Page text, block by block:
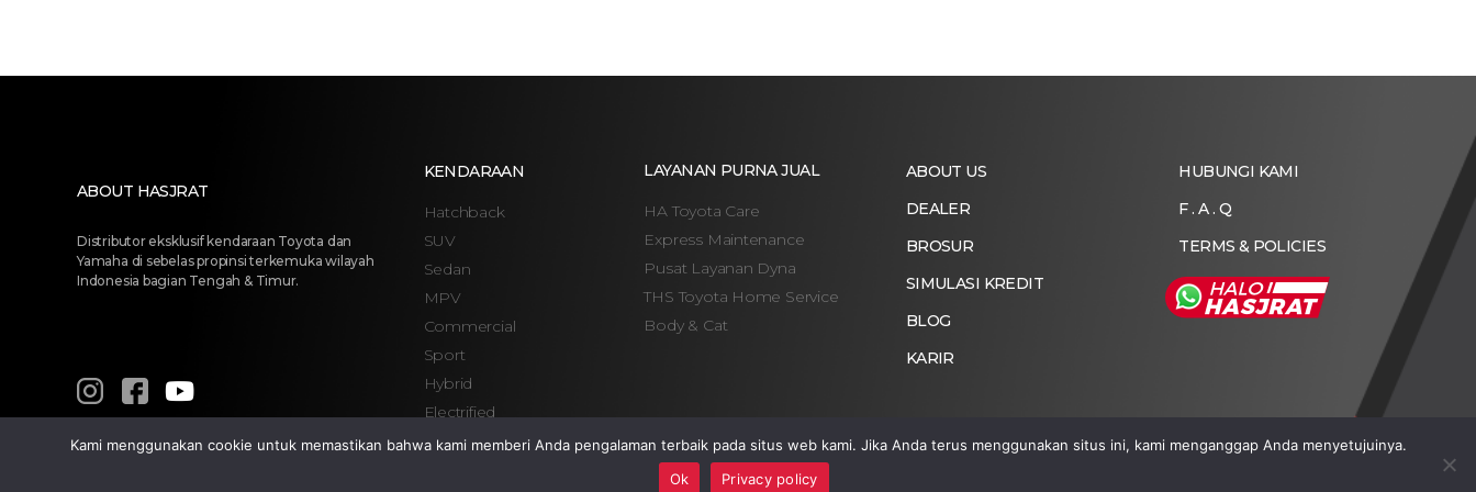
ABOUT HASJRAT
Distributor eksklusif kendaraan Toyota dan
Yamaha di sebelas propinsi terkemuka wilayah
Indonesia bagian Tengah & Timur.
KENDARAAN
Hatchback
SUV
Sedan
MPV
Commercial
Sport
Hybrid
Electrified
LAYANAN PURNA JUAL
HA Toyota Care
Express Maintenance
Pusat Layanan Dyna
THS Toyota Home Service
Body & Cat
ABOUT US
DEALER
BROSUR
SIMULASI KREDIT
BLOG
KARIR
HUBUNGI KAMI
F . A . Q
TERMS & POLICIES
Kami menggunakan cookie untuk memastikan bahwa kami memberi Anda pengalaman terbaik pada situs web kami. Jika Anda terus menggunakan situs ini, kami menganggap Anda menyetujuinya.
Ok
Privacy policy